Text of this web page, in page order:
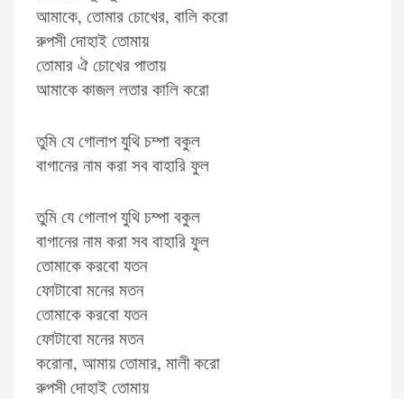
আমাকে, তোমার চোখের, বালি করো
রুপসী দোহাই তোমায়
তোমার ঐ চোখের পাতায়
আমাকে কাজল লতার কালি করো
তুমি যে গোলাপ যুথি চম্পা বকুল
বাগানের নাম করা সব বাহারি ফুল
তুমি যে গোলাপ যুথি চম্পা বকুল
বাগানের নাম করা সব বাহারি ফুল
তোমাকে করবো যতন
ফোটাবো মনের মতন
তোমাকে করবো যতন
ফোটাবো মনের মতন
করোনা, আমায় তোমার, মালী করো
রুপসী দোহাই তোমায়